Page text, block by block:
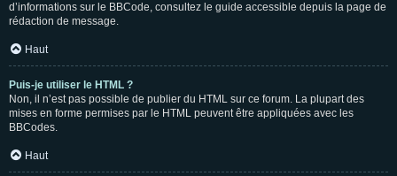
d’informations sur le BBCode, consultez le guide accessible depuis la page de
rédaction de message.
Haut
Puis-je utiliser le HTML ?
Non, il n’est pas possible de publier du HTML sur ce forum. La plupart des
mises en forme permises par le HTML peuvent être appliquées avec les
BBCodes.
Haut